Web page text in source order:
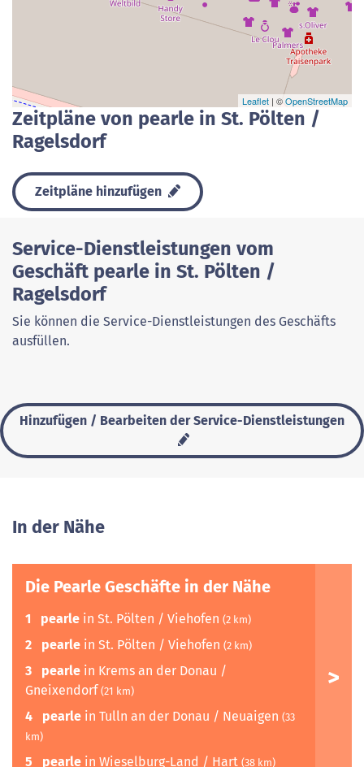
Leaflet | ©OpenStreetMap
Zeitpläne von pearle in St. Pölten /
Ragelsdorf
Zeitpläne hinzufügen
Service-Dienstleistungen vom
Geschäft pearle in St. Pölten /
Ragelsdorf
Sie können die Service-Dienstleistungen des Geschäfts
ausfüllen.
Hinzufügen / Bearbeiten der Service-Dienstleistungen
In der Nähe
Die Pearle Geschäfte in der Nähe
1 pearle in St. Pölten / Viehofen (2 km)
2 pearle in St. Pölten / Viehofen (2 km)
3 pearle in Krems an der Donau /
Gneixendorf (21 km)
4 pearle in Tulln an der Donau / Neuaigen (33
km)
5 pearle in Wieselburg-Land / Hart (38 km)